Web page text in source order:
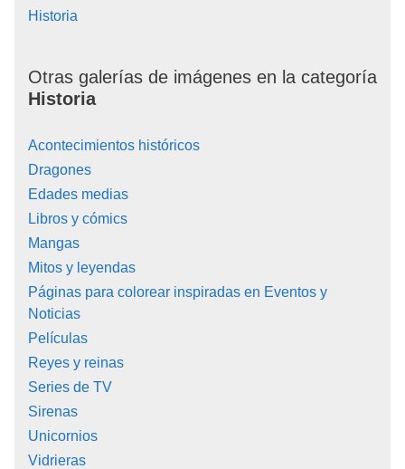
Historia
Otras galerías de imágenes en la categoría
Historia
Acontecimientos históricos
Dragones
Edades medias
Libros y cómics
Mangas
Mitos y leyendas
Páginas para colorear inspiradas en Eventos y
Noticias
Películas
Reyes y reinas
Series de TV
Sirenas
Unicornios
Vidrieras